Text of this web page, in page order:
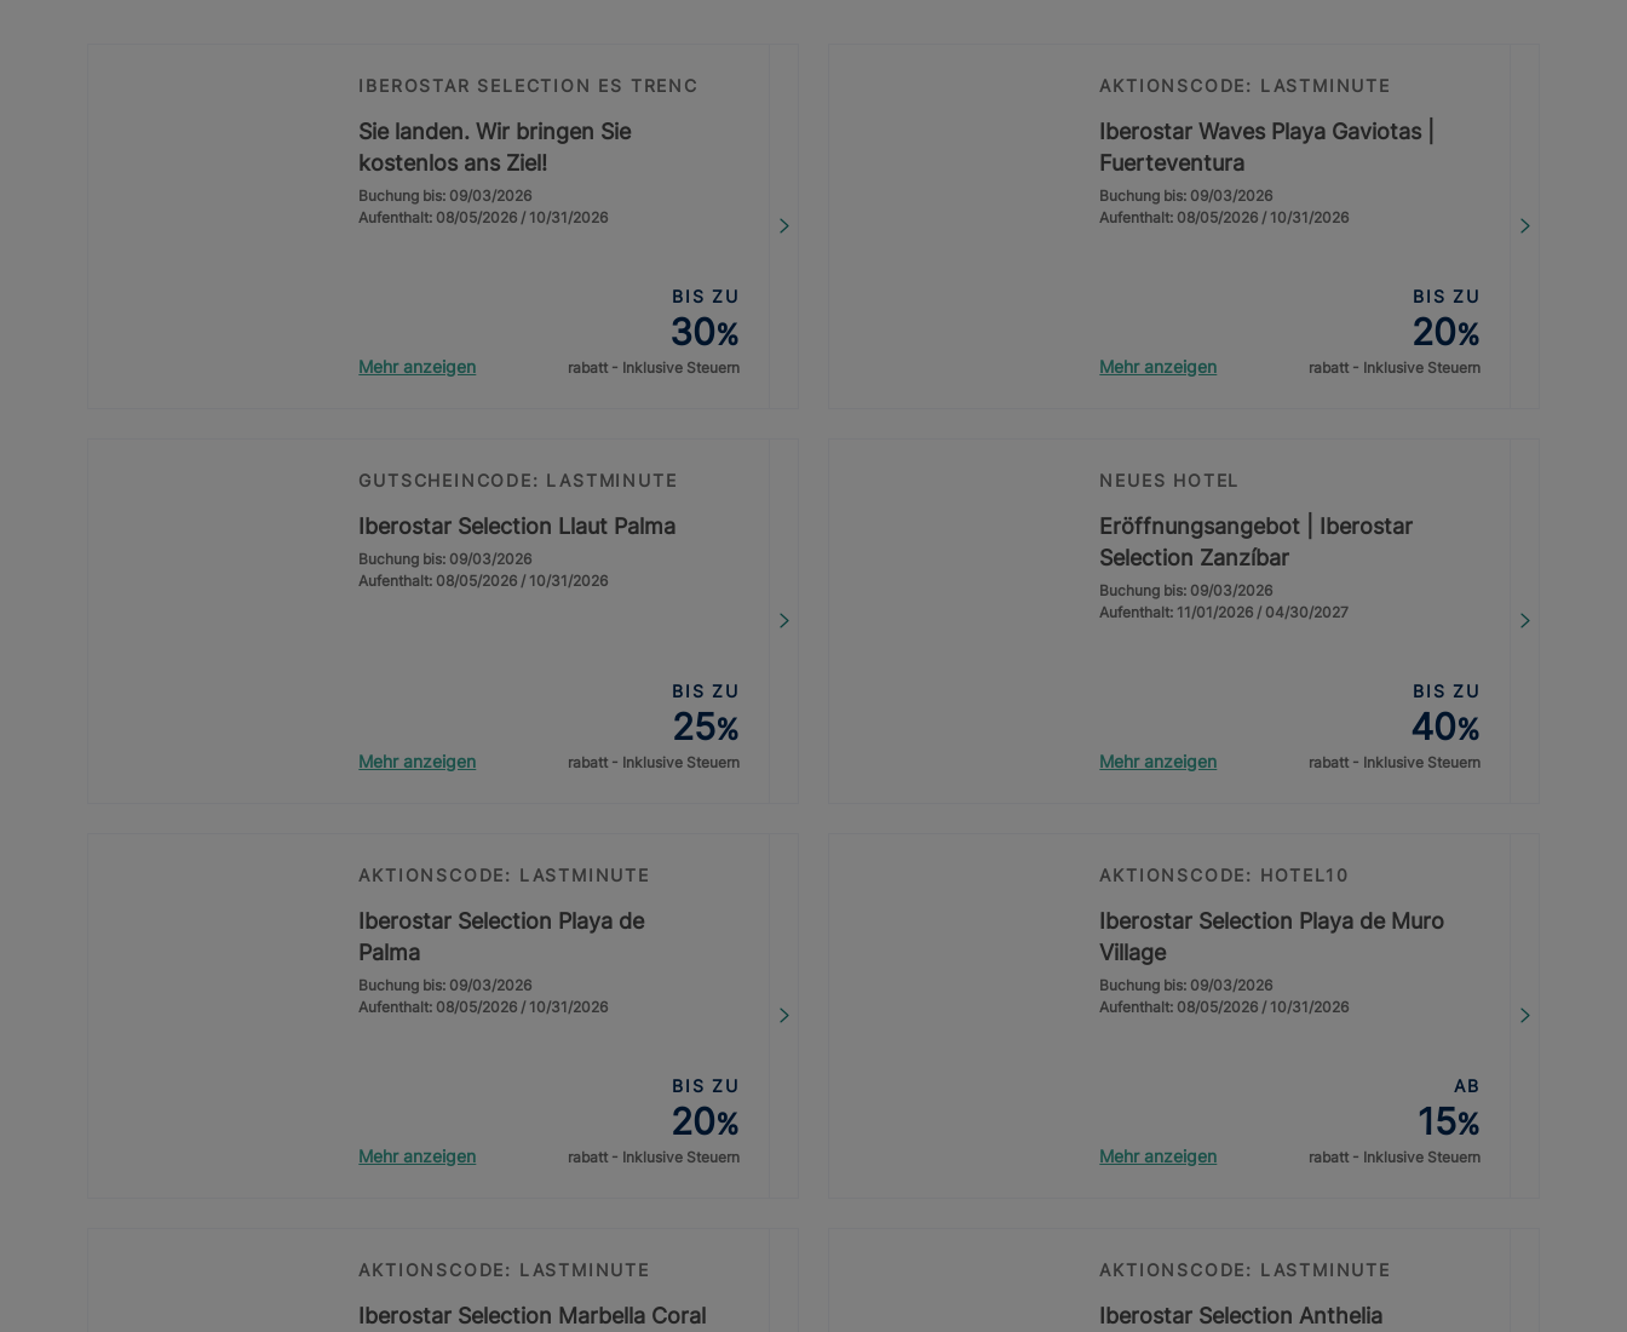
IBEROSTAR SELECTION ES TRENC
Sie landen. Wir bringen Sie
kostenlos ans Ziel!
Buchung bis: 09/03/2026
Aufenthalt: 08/05/2026 / 10/31/2026
Mehr anzeigen
BIS ZU
30%
rabatt - Inklusive Steuern
AKTIONSCODE: LASTMINUTE
Iberostar Waves Playa Gaviotas |
Fuerteventura
Buchung bis: 09/03/2026
Aufenthalt: 08/05/2026 / 10/31/2026
Mehr anzeigen
BIS ZU
20%
rabatt - Inklusive Steuern
GUTSCHEINCODE: LASTMINUTE
Iberostar Selection Llaut Palma
Buchung bis: 09/03/2026
Aufenthalt: 08/05/2026 / 10/31/2026
Mehr anzeigen
BIS ZU
25%
rabatt - Inklusive Steuern
NEUES HOTEL
Eröffnungsangebot | Iberostar
Selection Zanzíbar
Buchung bis: 09/03/2026
Aufenthalt: 11/01/2026 / 04/30/2027
Mehr anzeigen
BIS ZU
40%
rabatt - Inklusive Steuern
AKTIONSCODE: LASTMINUTE
Iberostar Selection Playa de
Palma
Buchung bis: 09/03/2026
Aufenthalt: 08/05/2026 / 10/31/2026
Mehr anzeigen
BIS ZU
20%
rabatt - Inklusive Steuern
AKTIONSCODE: HOTEL10
Iberostar Selection Playa de Muro
Village
Buchung bis: 09/03/2026
Aufenthalt: 08/05/2026 / 10/31/2026
Mehr anzeigen
AB
15%
rabatt - Inklusive Steuern
AKTIONSCODE: LASTMINUTE
Iberostar Selection Marbella Coral
AKTIONSCODE: LASTMINUTE
Iberostar Selection Anthelia